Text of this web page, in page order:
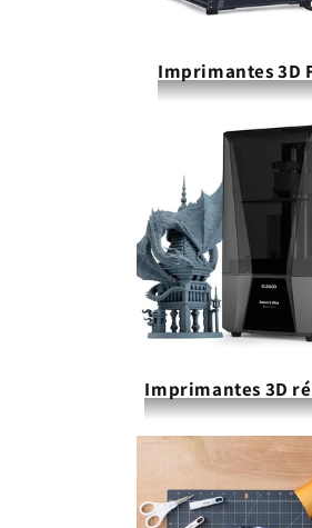
Imprimantes 3D
Imprimantes 3D